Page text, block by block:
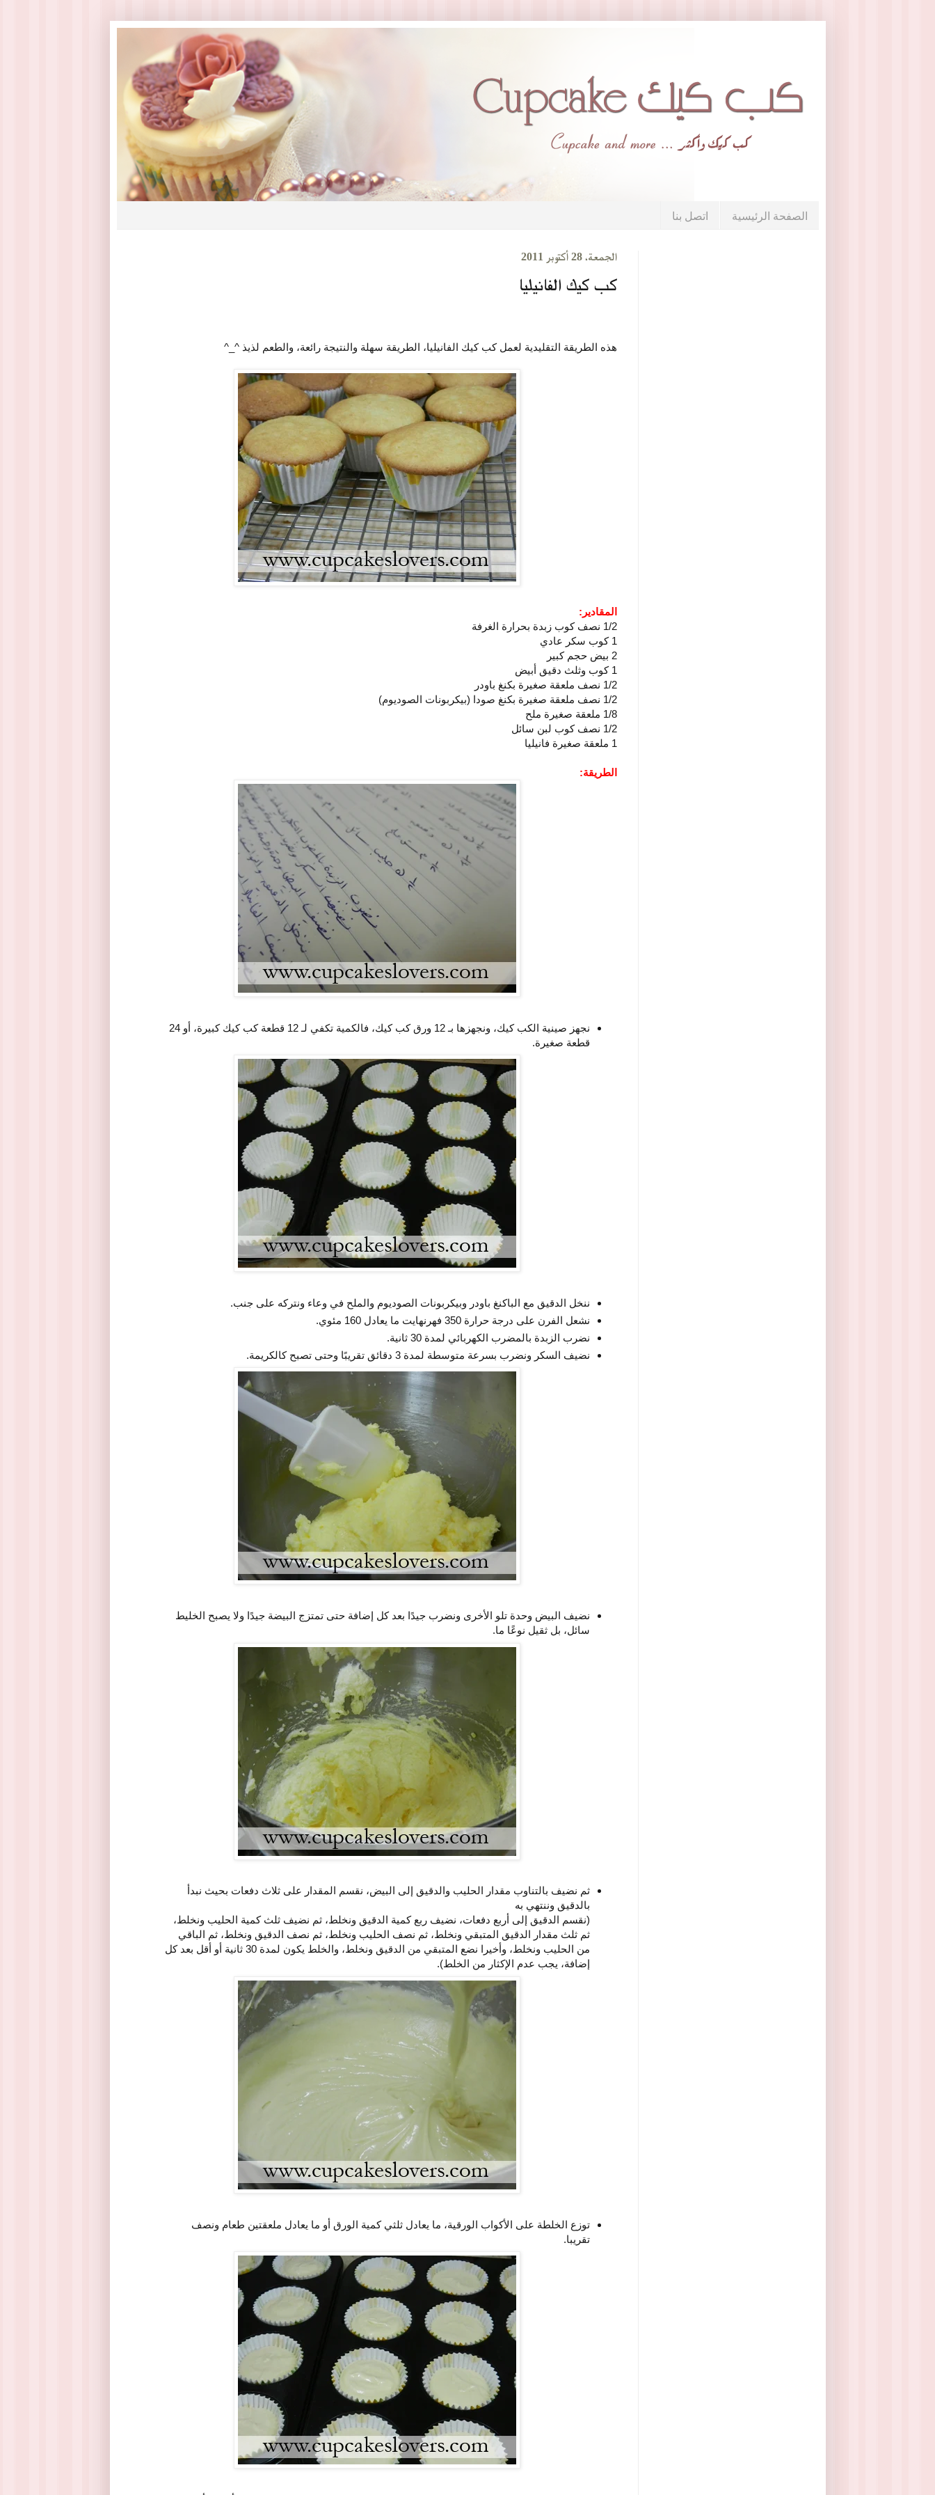
الصفحة الرئيسية اتصل بنا
الجمعة، 28 أكتوبر 2011
كب كيك الفانيليا
هذه الطريقة التقليدية لعمل كب كيك الفانيليا، الطريقة سهلة والنتيجة رائعة، والطعم لذيذ ^_^
المقادير:
1/2 نصف كوب زبدة بحرارة الغرفة
1 كوب سكر عادي
2 بيض حجم كبير
1 كوب وثلث دقيق أبيض
1/2 نصف ملعقة صغيرة بكنغ باودر
1/2 نصف ملعقة صغيرة بكنغ صودا (بيكربونات الصوديوم)
1/8 ملعقة صغيرة ملح
1/2 نصف كوب لبن سائل
1 ملعقة صغيرة فانيليا
الطريقة:
نجهز صينية الكب كيك، ونجهزها بـ 12 ورق كب كيك، فالكمية تكفي لـ 12 قطعة كب كيك كبيرة، أو 24
قطعة صغيرة.
ننخل الدقيق مع الباكنغ باودر وبيكربونات الصوديوم والملح في وعاء ونتركه على جنب.
نشعل الفرن على درجة حرارة 350 فهرنهايت ما يعادل 160 مئوي.
نضرب الزبدة بالمضرب الكهربائي لمدة 30 ثانية.
نضيف السكر ونضرب بسرعة متوسطة لمدة 3 دقائق تقريبًا وحتى تصبح كالكريمة.
نضيف البيض وحدة تلو الأخرى ونضرب جيدًا بعد كل إضافة حتى تمتزج البيضة جيدًا ولا يصبح الخليط
سائل، بل ثقيل نوعًا ما.
ثم نضيف بالتناوب مقدار الحليب والدقيق إلى البيض، نقسم المقدار على ثلاث دفعات بحيث نبدأ
بالدقيق وننتهي به
(نقسم الدقيق إلى أربع دفعات، نضيف ربع كمية الدقيق ونخلط، ثم نضيف ثلث كمية الحليب ونخلط،
ثم ثلث مقدار الدقيق المتبقي ونخلط، ثم نصف الحليب ونخلط، ثم نصف الدقيق ونخلط، ثم الباقي
من الحليب ونخلط، وأخيرا نضع المتبقي من الدقيق ونخلط، والخلط يكون لمدة 30 ثانية أو أقل بعد كل
إضافة، يجب عدم الإكثار من الخلط).
توزع الخلطة على الأكواب الورقية، ما يعادل ثلثي كمية الورق أو ما يعادل ملعقتين طعام ونصف
تقريبا.